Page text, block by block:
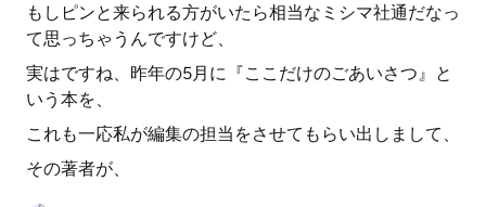
もしピンと来られる方がいたら相当なミシマ社通だなっ
て思っちゃうんですけど、
実はですね、昨年の5月に『ここだけのごあいさつ』と
いう本を、
これも一応私が編集の担当をさせてもらい出しまして、
その著者が、